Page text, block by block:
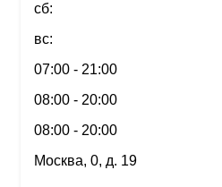
сб:
вс:
07:00 - 21:00
08:00 - 20:00
08:00 - 20:00
Москва, 0, д. 19